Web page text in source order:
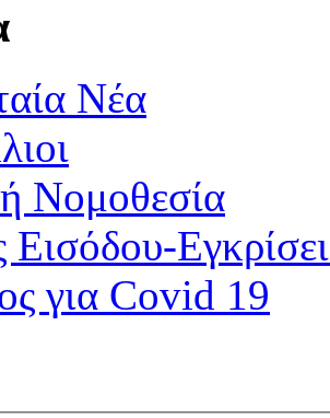
Νέα
Νομοθεσία
Εισόδου-
για Covid 19